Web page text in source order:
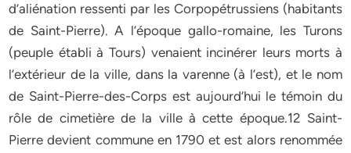
d’aliénation ressenti par les Corpopétrussiens (habitants
de Saint-Pierre). A l’époque gallo-romaine, les Turons
(peuple établi à Tours) venaient incinérer leurs morts à
l’extérieur de la ville, dans la varenne (à l’est), et le nom
de Saint-Pierre-des-Corps est aujourd’hui le témoin du
rôle de cimetière de la ville à cette époque.12 Saint-
Pierre devient commune en 1790 et est alors renommée